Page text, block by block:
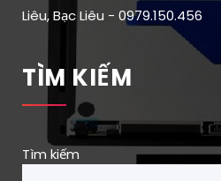
Liêu, Bạc Liêu - 0979.150.456
TÌM KIẾM
Tìm kiếm